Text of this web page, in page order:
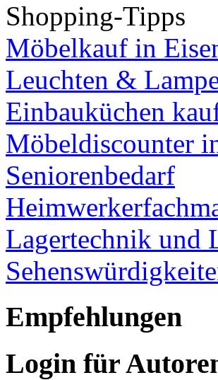
Shopping-Tipps
Möbelkauf in
Leuchten &
Einbauküchen
Möbeldiscounter
Seniorenbedarf
Lagertechnik und
Empfehlungen
Login für